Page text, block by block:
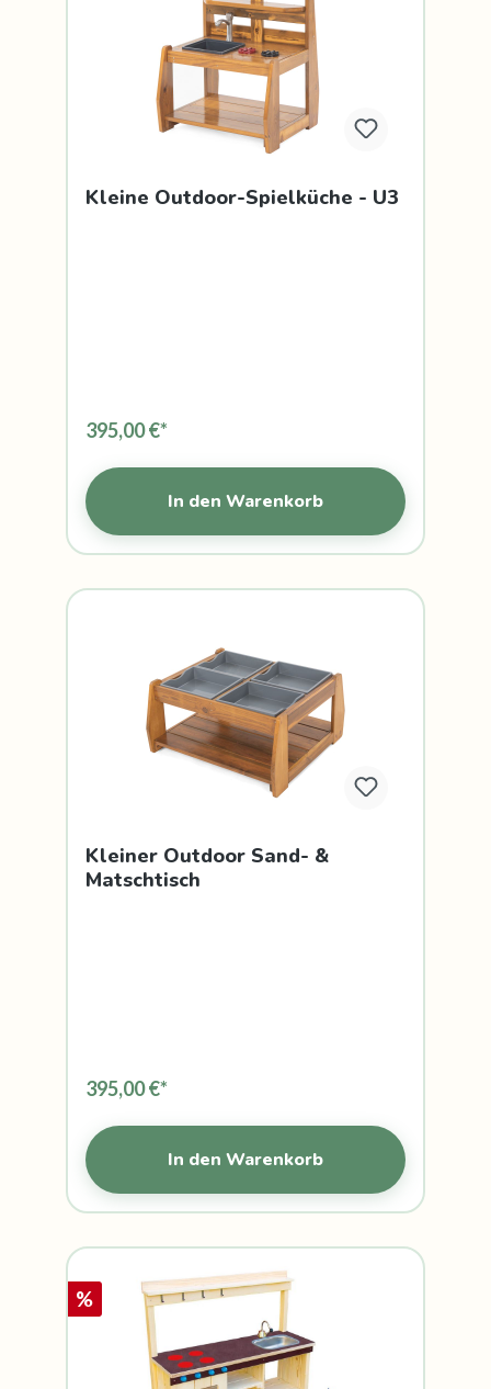
Kleine Outdoor-Spielküche - U3
395,00 €*
In den Warenkorb
Kleiner Outdoor Sand- &
Matschtisch
395,00 €*
In den Warenkorb
%